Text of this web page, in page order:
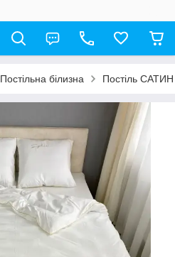
Постільна білизна Постіль САТИН